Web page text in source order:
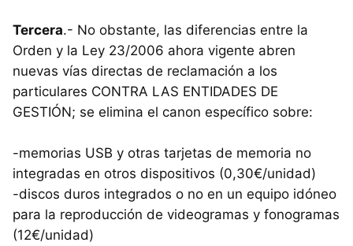
Tercera.- No obstante, las diferencias entre la
Orden y la Ley 23/2006 ahora vigente abren
nuevas vías directas de reclamación a los
particulares CONTRA LAS ENTIDADES DE
GESTIÓN; se elimina el canon específico sobre:
-memorias USB y otras tarjetas de memoria no
integradas en otros dispositivos (0,30€/unidad)
-discos duros integrados o no en un equipo idóneo
para la reproducción de videogramas y fonogramas
(12€/unidad)